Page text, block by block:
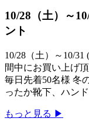
10/28（土）～
ント
10/28（土）～10/
間中にお買い上げ
毎日先着50名様 冬
ったか靴下、ハン
もっと見る ▶︎